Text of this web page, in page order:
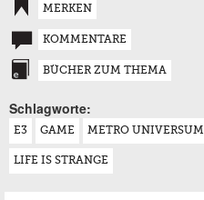
MERKEN
KOMMENTARE
BÜCHER ZUM THEMA
Schlagworte:
E3 GAME METRO UNIVERSUM
LIFE IS STRANGE